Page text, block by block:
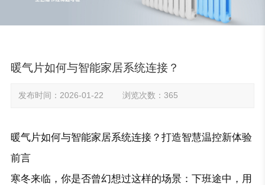
暖气片如何与智能家居系统连接？
发布时间：2026-01-22 浏览次数：365
暖气片如何与智能家居系统连接？打造智慧温控新体验
前言
寒冬来临，你是否曾幻想过这样的场景：下班途中，用